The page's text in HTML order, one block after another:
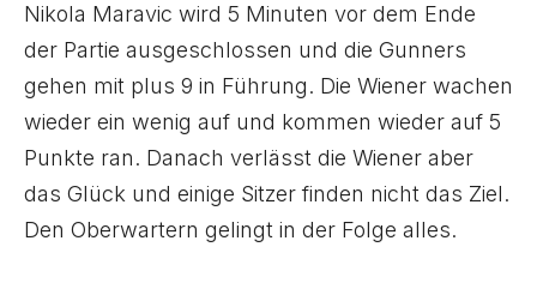
Nikola Maravic wird 5 Minuten vor dem Ende
der Partie ausgeschlossen und die Gunners
gehen mit plus 9 in Führung. Die Wiener wachen
wieder ein wenig auf und kommen wieder auf 5
Punkte ran. Danach verlässt die Wiener aber
das Glück und einige Sitzer finden nicht das Ziel.
Den Oberwartern gelingt in der Folge alles.